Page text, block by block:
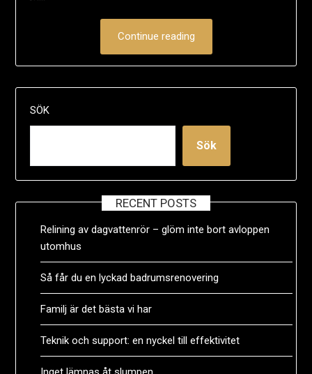
Continue reading
SÖK
Sök
RECENT POSTS
Relining av dagvattenrör – glöm inte bort avloppen
utomhus
Så får du en lyckad badrumsrenovering
Familj är det bästa vi har
Teknik och support: en nyckel till effektivitet